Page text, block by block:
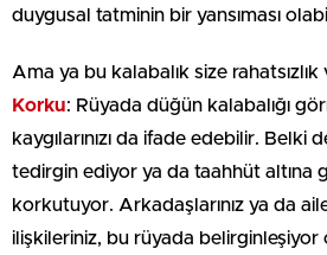
duygusal tatminin bir yansıması
Ama ya bu kalabalık size rahatsızlık
Korku: Rüyada düğün kalabalığı
kaygılarınızı da ifade edebilir. Belki
tedirgin ediyor ya da taahhüt altına
korkutuyor. Arkadaşlarınız ya da
ilişkileriniz, bu rüyada